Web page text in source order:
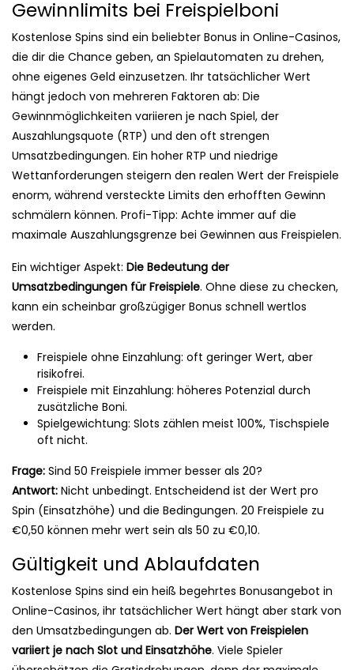
Gewinnlimits bei Freispielboni
Kostenlose Spins sind ein beliebter Bonus in Online-Casinos,
die dir die Chance geben, an Spielautomaten zu drehen,
ohne eigenes Geld einzusetzen. Ihr tatsächlicher Wert
hängt jedoch von mehreren Faktoren ab: Die
Gewinnmöglichkeiten variieren je nach Spiel, der
Auszahlungsquote (RTP) und den oft strengen
Umsatzbedingungen. Ein hoher RTP und niedrige
Wettanforderungen steigern den realen Wert der Freispiele
enorm, während versteckte Limits den erhofften Gewinn
schmälern können. Profi-Tipp: Achte immer auf die
maximale Auszahlungsgrenze bei Gewinnen aus Freispielen.
Ein wichtiger Aspekt: Die Bedeutung der
Umsatzbedingungen für Freispiele. Ohne diese zu checken,
kann ein scheinbar großzügiger Bonus schnell wertlos
werden.
Freispiele ohne Einzahlung: oft geringer Wert, aber
risikofrei.
Freispiele mit Einzahlung: höheres Potenzial durch
zusätzliche Boni.
Spielgewichtung: Slots zählen meist 100%, Tischspiele
oft nicht.
Frage: Sind 50 Freispiele immer besser als 20?
Antwort: Nicht unbedingt. Entscheidend ist der Wert pro
Spin (Einsatzhöhe) und die Bedingungen. 20 Freispiele zu
€0,50 können mehr wert sein als 50 zu €0,10.
Gültigkeit und Ablaufdaten
Kostenlose Spins sind ein heiß begehrtes Bonusangebot in
Online-Casinos, ihr tatsächlicher Wert hängt aber stark von
den Umsatzbedingungen ab. Der Wert von Freispielen
variiert je nach Slot und Einsatzhöhe. Viele Spieler